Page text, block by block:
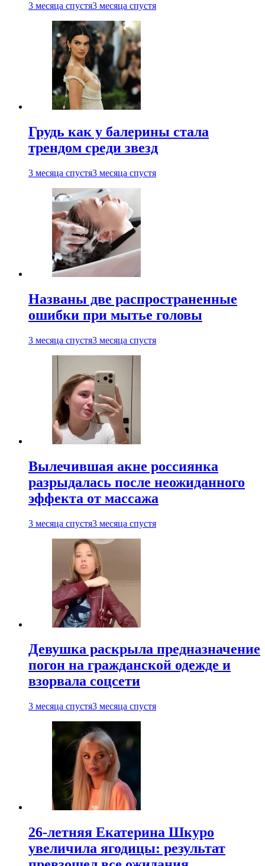
3 месяца спустя3 месяца спустя
Грудь как у балерины стала
трендом среди звезд
3 месяца спустя3 месяца спустя
Названы две распространенные
ошибки при мытье головы
3 месяца спустя3 месяца спустя
Вылечившая акне россиянка
разрыдалась после неожиданного
эффекта от массажа
3 месяца спустя3 месяца спустя
Девушка раскрыла предназначение
погон на гражданской одежде и
взорвала соцсети
3 месяца спустя3 месяца спустя
26-летняя Екатерина Шкуро
увеличила ягодицы: результат